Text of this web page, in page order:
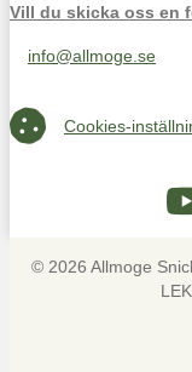
Vill du skicka oss en
Maila oss på
info@allmoge.se
Cookies-inställningar
Cookies-
© 2026 Allmoge